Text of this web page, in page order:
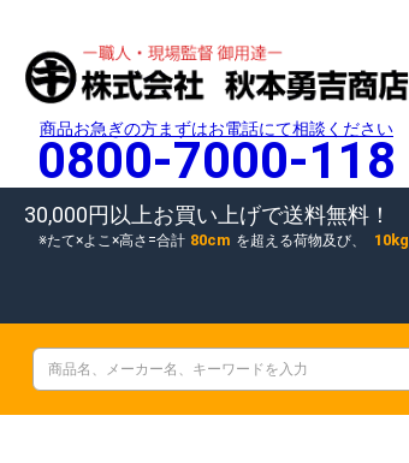
商品お急ぎの方まずはお電話にて相談ください
0800-7000-118
30,000円以上お買い上げで送料無料！
たて×よこ×高さ=合計 80cm を超える荷物及び、 10kg